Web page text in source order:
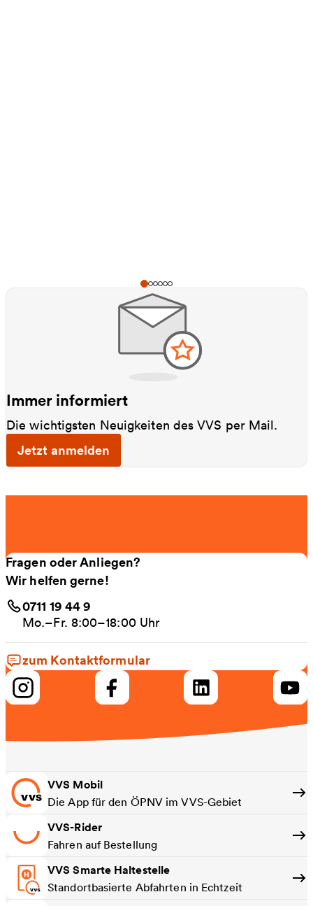
Immer informiert
Die wichtigsten Neuigkeiten des VVS per Mail.
Jetzt anmelden
Fragen oder Anliegen?
Wir helfen gerne!
0711 19 44 9
Mo.–Fr. 8:00–18:00 Uhr
zum Kontaktformular
VVS Mobil
Die App für den ÖPNV im VVS-Gebiet
VVS-Rider
Fahren auf Bestellung
VVS Smarte Haltestelle
Standortbasierte Abfahrten in Echtzeit